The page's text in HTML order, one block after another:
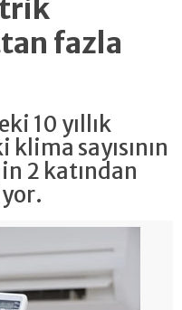
fazla
10 yıllık
sayısının
2 katından